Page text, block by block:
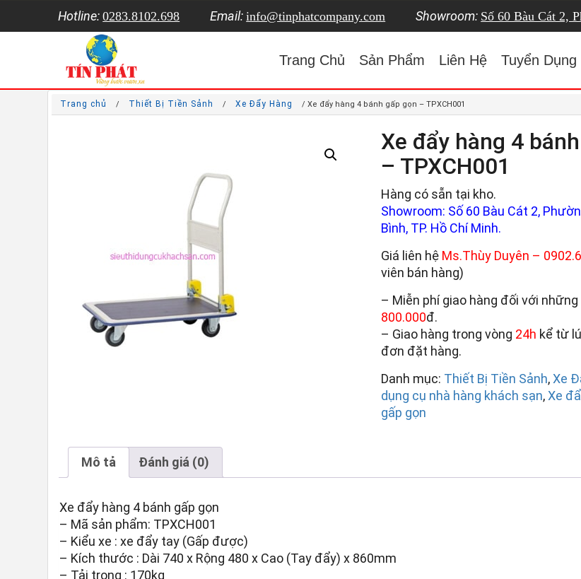
Hotline: 0283.8102.698 Email: info@tinphatcompany.com Showroom: Số 60 Bàu Cát 2,
Trang Chủ Sản Phẩm Liên Hệ Tuyển Dụng
Trang chủ / Thiết Bị Tiền Sảnh / Xe Đẩy Hàng / Xe đẩy hàng 4 bánh gấp gọn – TPXCH001
Xe đẩy hàng 4
– TPXCH001
Hàng có sẵn tại kho.
Showroom: Số 60 Bàu Cát 2,
Bình, TP. Hồ Chí Minh.
Giá liên hệ Ms.Thùy Duyên –
viên bán hàng)
– Miễn phí giao hàng đối với
800.000đ.
– Giao hàng trong vòng 24h kể từ
đơn đặt hàng.
Danh mục: Thiết Bị Tiền Sảnh,Xe
dụng cụ nhà hàng khách sạn,Xe
gấp gọn
Mô tả Đánh giá (0)
Xe đẩy hàng 4 bánh gấp gọn
– Mã sản phẩm: TPXCH001
– Kiểu xe : xe đẩy tay (Gấp được)
– Kích thước : Dài 740 x Rộng 480 x Cao (Tay đẩy) x 860mm
– Tải trọng : 170kg